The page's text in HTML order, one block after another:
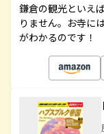
鎌倉の観光といえ
りません。お寺に
がわかるのです！